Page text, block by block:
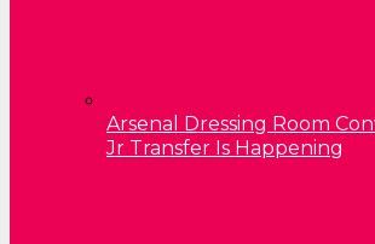
Arsenal Dressing Room
Jr Transfer Is Happening